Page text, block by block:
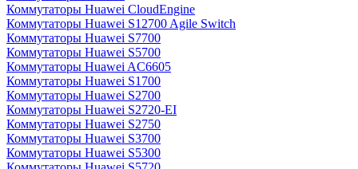
Коммутаторы Huawei CloudEngine
Коммутаторы Huawei S12700 Agile Switch
Коммутаторы Huawei S7700
Коммутаторы Huawei S5700
Коммутаторы Huawei AC6605
Коммутаторы Huawei S1700
Коммутаторы Huawei S2700
Коммутаторы Huawei S2720-EI
Коммутаторы Huawei S2750
Коммутаторы Huawei S3700
Коммутаторы Huawei S5300